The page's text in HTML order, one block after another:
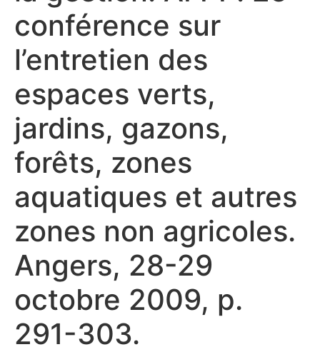
conférence sur
l’entretien des
espaces verts,
jardins, gazons,
forêts, zones
aquatiques et autres
zones non agricoles.
Angers, 28-29
octobre 2009, p.
291-303.